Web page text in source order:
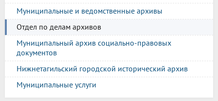
Муниципальные и ведомственные архивы
Отдел по делам архивов
Муниципальный архив социально-правовых
документов
Нижнетагильский городской исторический архив
Муниципальные услуги